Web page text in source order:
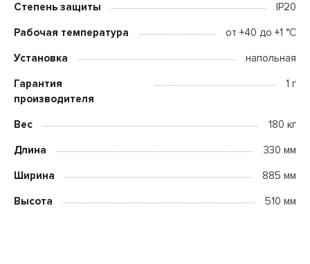
Степень защиты IP20
Рабочая температура от +40 до +1 °C
Установка напольная
Гарантия
производителя
1 г
Вес 180 кг
Длина 330 мм
Ширина 885 мм
Высота 510 мм